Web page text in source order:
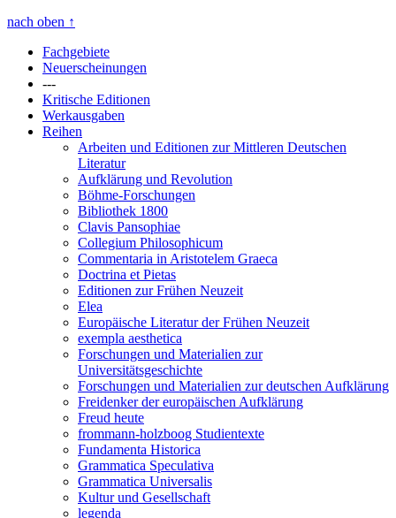
nach oben ↑
Fachgebiete
Neuerscheinungen
---
Kritische Editionen
Werkausgaben
Reihen
Arbeiten und Editionen zur Mittleren Deutschen
Literatur
Aufklärung und Revolution
Böhme-Forschungen
Bibliothek 1800
Clavis Pansophiae
Collegium Philosophicum
Commentaria in Aristotelem Graeca
Doctrina et Pietas
Editionen zur Frühen Neuzeit
Elea
Europäische Literatur der Frühen Neuzeit
exempla aesthetica
Forschungen und Materialien zur
Universitätsgeschichte
Forschungen und Materialien zur deutschen Aufklärung
Freidenker der europäischen Aufklärung
Freud heute
frommann-holzboog Studientexte
Fundamenta Historica
Grammatica Speculativa
Grammatica Universalis
Kultur und Gesellschaft
legenda